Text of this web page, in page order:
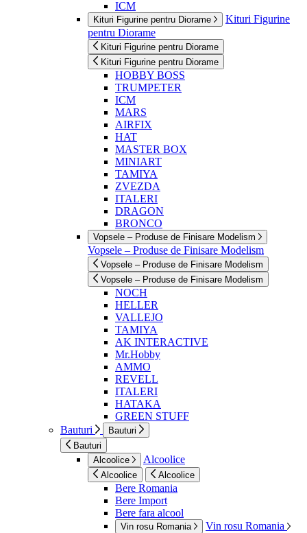
ICM
Kituri Figurine pentru Diorame
Kituri Figurine
pentru Diorame
Kituri Figurine pentru Diorame
Kituri Figurine pentru Diorame
HOBBY BOSS
TRUMPETER
ICM
MARS
AIRFIX
HAT
MASTER BOX
MINIART
TAMIYA
ZVEZDA
ITALERI
DRAGON
BRONCO
Vopsele – Produse de Finisare Modelism
Vopsele – Produse de Finisare Modelism
Vopsele – Produse de Finisare Modelism
Vopsele – Produse de Finisare Modelism
NOCH
HELLER
VALLEJO
TAMIYA
AK INTERACTIVE
Mr.Hobby
AMMO
REVELL
ITALERI
HATAKA
GREEN STUFF
Bauturi
Bauturi
Bauturi
Alcoolice
Alcoolice
Alcoolice Alcoolice
Bere Romania
Bere Import
Bere fara alcool
Vin rosu Romania Vin rosu Romania